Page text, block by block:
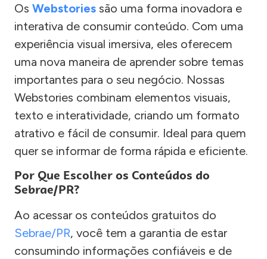
Os Webstories são uma forma inovadora e
interativa de consumir conteúdo. Com uma
experiência visual imersiva, eles oferecem
uma nova maneira de aprender sobre temas
importantes para o seu negócio. Nossas
Webstories combinam elementos visuais,
texto e interatividade, criando um formato
atrativo e fácil de consumir. Ideal para quem
quer se informar de forma rápida e eficiente.
Por Que Escolher os Conteúdos do
Sebrae/PR?
Ao acessar os conteúdos gratuitos do
Sebrae/PR, você tem a garantia de estar
consumindo informações confiáveis e de